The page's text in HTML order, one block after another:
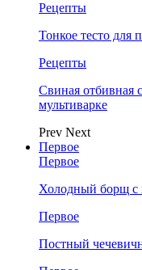
Рецепты
Тонкое тесто для
Рецепты
Свиная отбивная
мультиварке
Prev Next
Первое
Первое
Холодный борщ с
Первое
Постный